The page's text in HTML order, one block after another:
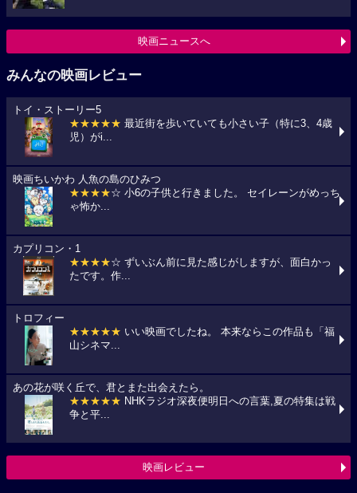
映画ニュースへ
みんなの映画レビュー
トイ・ストーリー5
★★★★★ 最近街を歩いていても小さい子（特に3、4歳
児）がi...
映画ちいかわ 人魚の島のひみつ
★★★★☆ 小6の子供と行きました。 セイレーンがめっち
ゃ怖か...
カプリコン・1
★★★★☆ ずいぶん前に見た感じがしますが、面白かっ
たです。作...
トロフィー
★★★★★ いい映画でしたね。 本来ならこの作品も「福
山シネマ...
あの花が咲く丘で、君とまた出会えたら。
★★★★★ NHKラジオ深夜便明日への言葉,夏の特集は戦
争と平...
映画レビュー